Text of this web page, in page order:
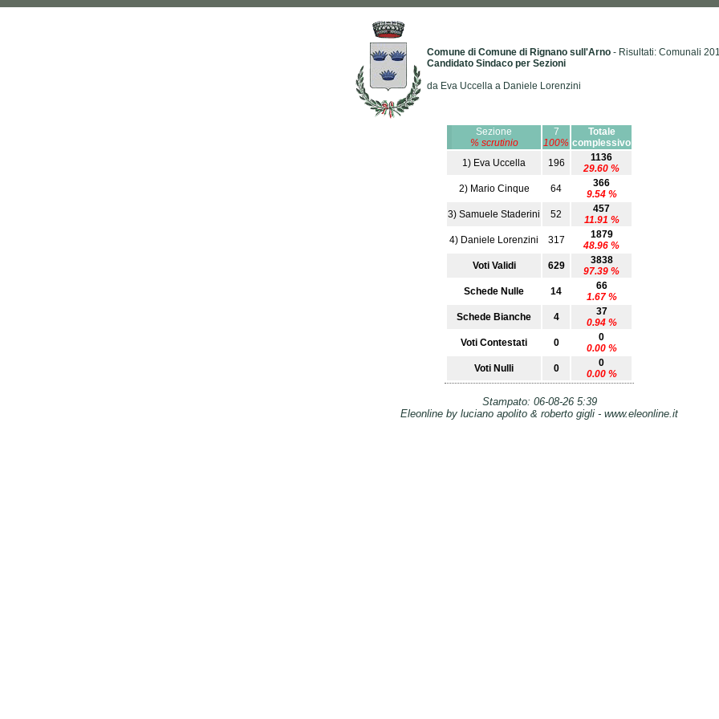
Comune di Comune di Rignano sull'Arno- Risultati: Comunali
Candidato Sindaco per Sezioni
da Eva Uccella a Daniele Lorenzini
Sezione
% scrutinio
7
100%
Totale
complessivo
1) Eva Uccella
196
1136
29.60 %
2) Mario Cinque
64
366
9.54 %
3) Samuele Staderini
52
457
11.91 %
4) Daniele Lorenzini
317
1879
48.96 %
Voti Validi
629
3838
97.39 %
Schede Nulle
14
66
1.67 %
Schede Bianche
4
37
0.94 %
Voti Contestati
0
0
0.00 %
Voti Nulli
0
0
0.00 %
Stampato: 06-08-26 5:39
Eleonline by luciano apolito & roberto gigli - www.eleonline.it